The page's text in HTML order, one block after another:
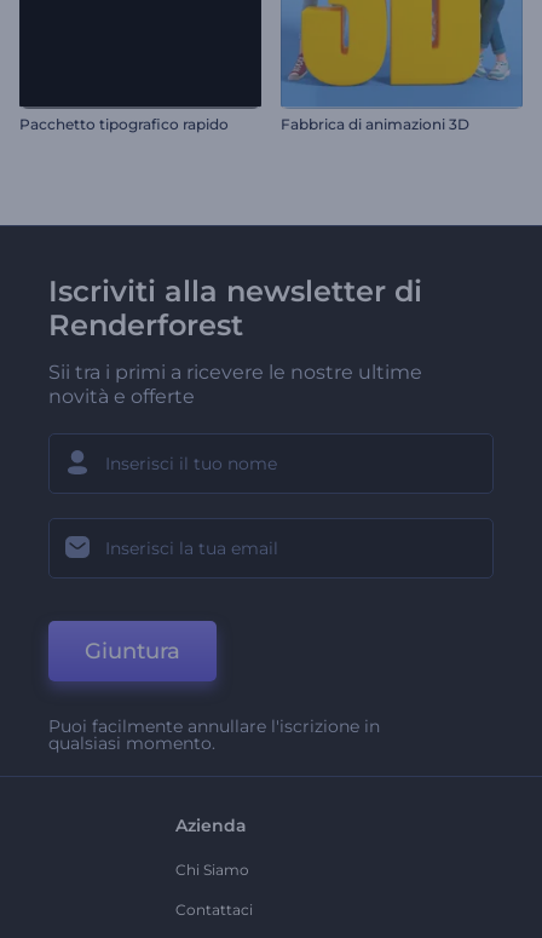
Pacchetto tipografico rapido Fabbrica di animazioni 3D
Iscriviti alla newsletter di
Renderforest
Sii tra i primi a ricevere le nostre ultime
novità e offerte
Giuntura
Puoi facilmente annullare l'iscrizione in
qualsiasi momento.
Azienda
Chi Siamo
Contattaci